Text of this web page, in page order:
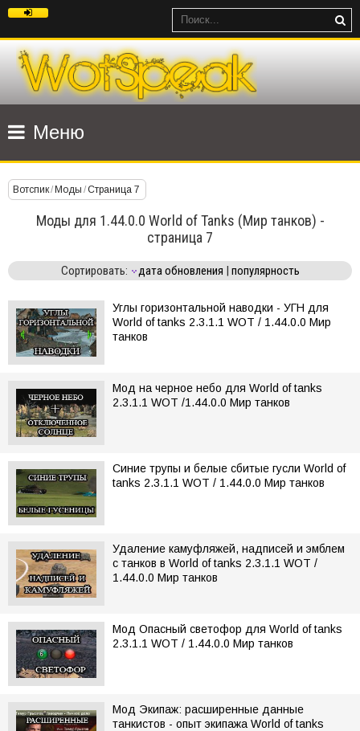
Меню
Вотспик/ Моды /Страница 7
Моды для 1.44.0.0 World of Tanks (Мир танков) -
страница 7
Сортировать: дата обновления | популярность
Углы горизонтальной наводки - УГН для
World of tanks 2.3.1.1 WOT / 1.44.0.0 Мир
танков
Мод на черное небо для World of tanks
2.3.1.1 WOT /1.44.0.0 Мир танков
Синие трупы и белые сбитые гусли World of
tanks 2.3.1.1 WOT / 1.44.0.0 Мир танков
Удаление камуфляжей, надписей и эмблем
с танков в World of tanks 2.3.1.1 WOT /
1.44.0.0 Мир танков
Мод Опасный светофор для World of tanks
2.3.1.1 WOT / 1.44.0.0 Мир танков
Мод Экипаж: расширенные данные
танкистов - опыт экипажа World of tanks